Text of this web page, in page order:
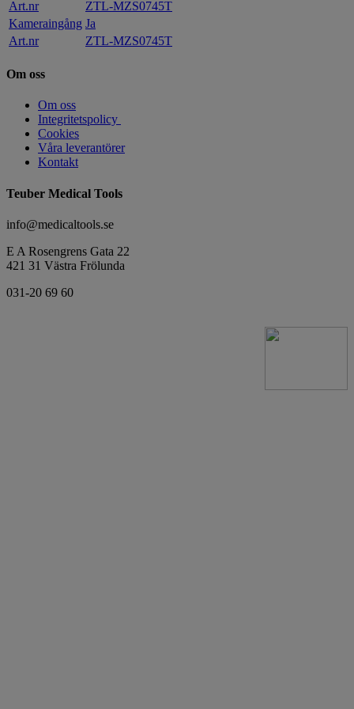
Art.nr
ZTL-MZS0745T
Kameraingång Ja
Art.nr
ZTL-MZS0745T
Om oss
Om oss
Integritetspolicy
Cookies
Våra leverantörer
Kontakt
Teuber Medical Tools
info@medicaltools.se
E A Rosengrens Gata 22
421 31 Västra Frölunda
031-20 69 60